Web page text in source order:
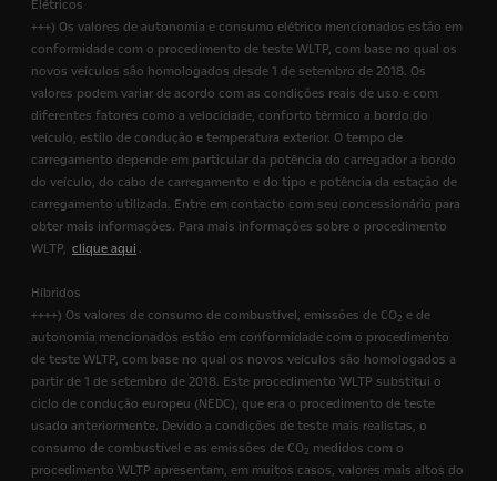
Elétricos
+++) Os valores de autonomia e consumo elétrico mencionados estão em
conformidade com o procedimento de teste WLTP, com base no qual os
novos veículos são homologados desde 1 de setembro de 2018. Os
valores podem variar de acordo com as condições reais de uso e com
diferentes fatores como a velocidade, conforto térmico a bordo do
veículo, estilo de condução e temperatura exterior. O tempo de
carregamento depende em particular da potência do carregador a bordo
do veículo, do cabo de carregamento e do tipo e potência da estação de
carregamento utilizada. Entre em contacto com seu concessionário para
obter mais informações. Para mais informações sobre o procedimento
WLTP, clique aqui .
Híbridos
++++) Os valores de consumo de combustível, emissões de CO2 e de
autonomia mencionados estão em conformidade com o procedimento
de teste WLTP, com base no qual os novos veículos são homologados a
partir de 1 de setembro de 2018. Este procedimento WLTP substitui o
ciclo de condução europeu (NEDC), que era o procedimento de teste
usado anteriormente. Devido a condições de teste mais realistas, o
consumo de combustível e as emissões de CO2 medidos com o
procedimento WLTP apresentam, em muitos casos, valores mais altos do